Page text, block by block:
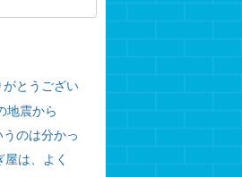
とうござい
地震から
のは分かっ
は、よく